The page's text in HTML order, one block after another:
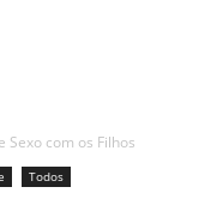
Sexo com os Filhos
Todos